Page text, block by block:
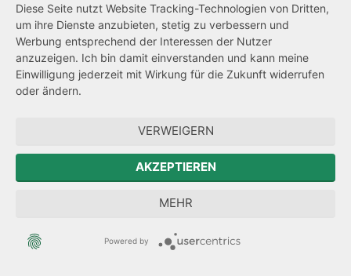
Gesetzentwürfe können von mindestens sechs
Abgeordneten, einer Fraktion, der
Staatsregierung oder durch das Volk durch einen
Volksantrag eingebracht werden. Sie werden
beim Landtagspräsidenten eingereicht. Nach
der zweiten Beratung wird das Gesetz mit
anschließender Schlussabstimmung schließlich
verabschiedet, ausgefertigt und verkündet.
Gewaltenteilung
Diese Seite nutzt Website Tracking-Technologien von Dritten,
um ihre Dienste anzubieten, stetig zu verbessern und
Werbung entsprechend der Interessen der Nutzer
anzuzeigen. Ich bin damit einverstanden und kann meine
Einwilligung jederzeit mit Wirkung für die Zukunft widerrufen
oder ändern.
VERWEIGERN
AKZEPTIEREN
MEHR
Powered by